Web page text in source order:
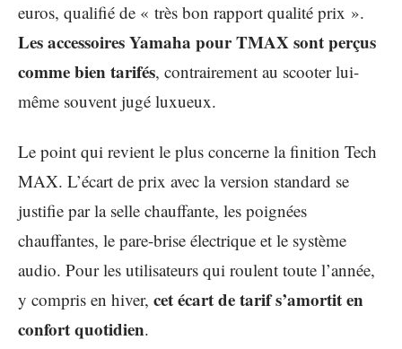
euros, qualifié de « très bon rapport qualité prix ».
Les accessoires Yamaha pour TMAX sont perçus
comme bien tarifés, contrairement au scooter lui-
même souvent jugé luxueux.
Le point qui revient le plus concerne la finition Tech
MAX. L’écart de prix avec la version standard se
justifie par la selle chauffante, les poignées
chauffantes, le pare-brise électrique et le système
audio. Pour les utilisateurs qui roulent toute l’année,
y compris en hiver, cet écart de tarif s’amortit en
confort quotidien.